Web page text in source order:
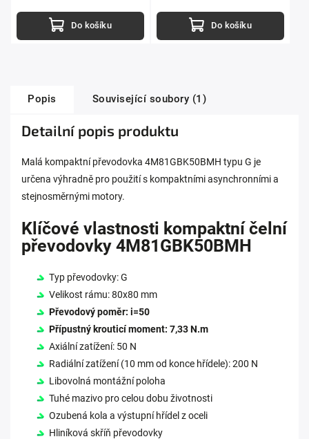
Do košíku Do košíku
Popis Související soubory (1)
Detailní popis produktu
Malá kompaktní převodovka 4M81GBK50BMH typu G je
určena výhradně pro použití s kompaktními asynchronními a
stejnosměrnými motory.
Klíčové vlastnosti kompaktní čelní
převodovky 4M81GBK50BMH
Typ převodovky: G
Velikost rámu: 80x80 mm
Převodový poměr: i=50
Přípustný krouticí moment: 7,33 N.m
Axiální zatížení: 50 N
Radiální zatížení (10 mm od konce hřídele): 200 N
Libovolná montážní poloha
Tuhé mazivo pro celou dobu životnosti
Ozubená kola a výstupní hřídel z oceli
Hliníková skříň převodovky